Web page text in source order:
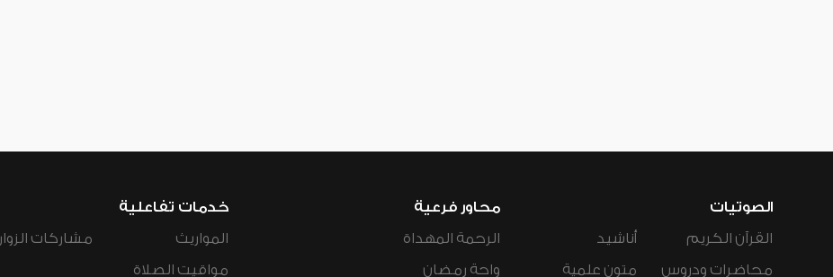
الصوتيات
القرآن الكريم
محاضرات ودروس
أناشيد
متون علمية
محاور فرعية
الرحمة المهداة
واحة رمضان
خدمات تفاعلية
المواريث
مواقيت الصلاة
مشاركات الزوار